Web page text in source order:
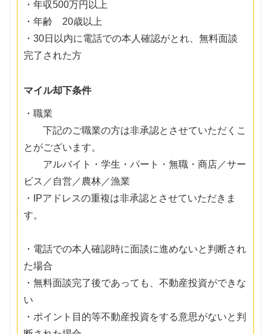
・年収500万円以上
・年齢 20歳以上
・30日以内に電話での本人確認がとれ、無料面談
完了された方
マイル却下条件
・職業
下記のご職業の方は非承認とさせていただくこ
とがございます。
アルバイト・学生・パート・無職・商店／サー
ビス／自営／農林／漁業
・IPアドレスの重複は非承認とさせていただきま
す。
・電話での本人確認時に面談に進めないと判断され
た場合
・無料面談完了後であっても、不動産投資ができな
い
・ポイント目的等不動産投資をする意思がないと判